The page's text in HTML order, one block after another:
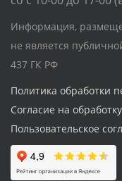
Информация,
не является
437 ГК РФ
Политика обработки
Согласие на
Пользовательское